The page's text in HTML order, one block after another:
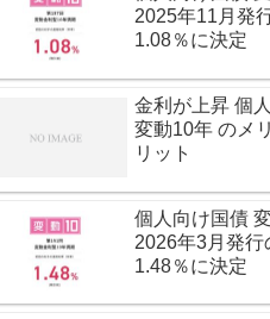
2025年11月発
1.08％に決定
金利が上昇 個
変動10年 のメ
リット
個人向け国債
2026年3月発行
1.48％に決定